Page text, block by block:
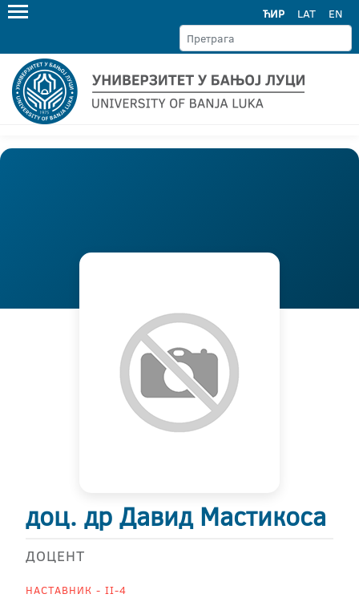
ЋИР LAT EN
доц. др Давид Мастикоса
ДОЦЕНТ
НАСТАВНИК - II-4